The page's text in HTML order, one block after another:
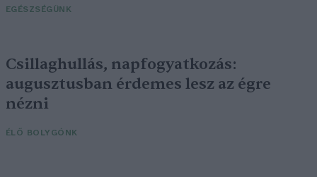
EGÉSZSÉGÜNK
Csillaghullás, napfogyatkozás:
augusztusban érdemes lesz az égre
nézni
ÉLŐ BOLYGÓNK